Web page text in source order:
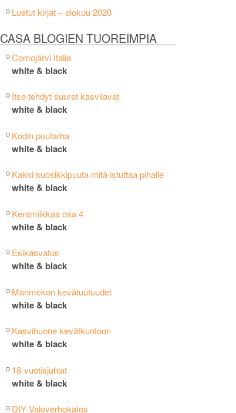
Luetut kirjat – elokuu 2020
CASA BLOGIEN TUOREIMPIA
Comojärvi Italia
white & black
Itse tehdyt suuret kasvilavat
white & black
Kodin puutarha
white & black
Kaksi suosikkipuuta mitä istuttaa pihalle
white & black
Keramiikkaa osa 4
white & black
Esikasvatus
white & black
Marimekon kevätuutuudet
white & black
Kasvihuone kevätkuntoon
white & black
18-vuotisjuhlat
white & black
DIY Valoverhokatos